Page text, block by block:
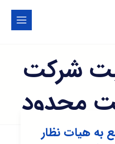
شرکت
محدود
به هیات نظار